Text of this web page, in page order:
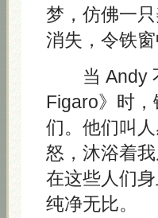
梦，仿佛一
消失，令铁
当 Andy 不
Figaro》时
们。他们叫
怒，沐浴着
在这些人们
纯净无比。